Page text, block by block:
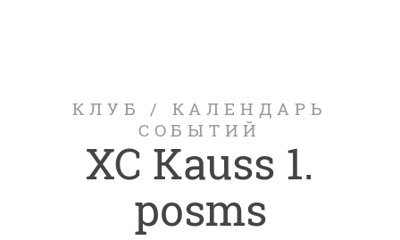
КЛУБ / КАЛЕНДАРЬ
СОБЫТИЙ
XC Kauss 1.
posms